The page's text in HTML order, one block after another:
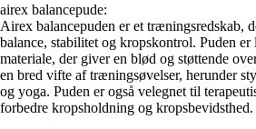
airex balancepude:
Airex balancepuden er et træningsredskab,
balance, stabilitet og kropskontrol. Puden er
materiale, der giver en blød og støttende
en bred vifte af træningsøvelser, herunder
og yoga. Puden er også velegnet til
forbedre kropsholdning og kropsbevidsthed.